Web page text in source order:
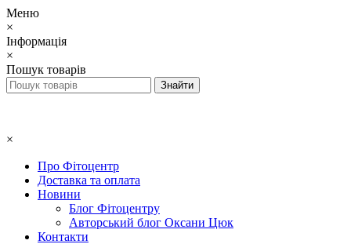
Меню
×
Інформація
×
Пошук товарів
×
Про Фітоцентр
Доставка та оплата
Новини
Блог Фітоцентру
Авторський блог Оксани Цюк
Контакти